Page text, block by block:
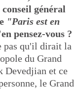
général
"Paris est en
pensez-vous ?
pas qu'il dirait la
du Grand
Devedjian et ce
le Grand